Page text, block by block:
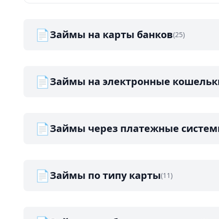
📄Займы на карты банков(25)
📄Займы на электронные
📄Займы через платежные
📄Займы по типу карты(11)